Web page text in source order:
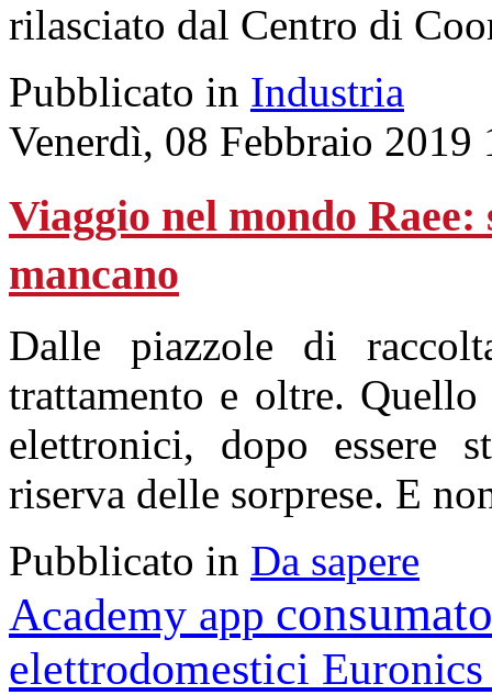
rilasciato dal Centro di
Pubblicato in Industria
Venerdì, 08 Febbraio 2019
Viaggio nel mondo
mancano
Dalle piazzole di
trattamento e oltre.
elettronici, dopo essere
riserva delle sorprese. E
Pubblicato in Da sapere
Academy app
elettrodomestici